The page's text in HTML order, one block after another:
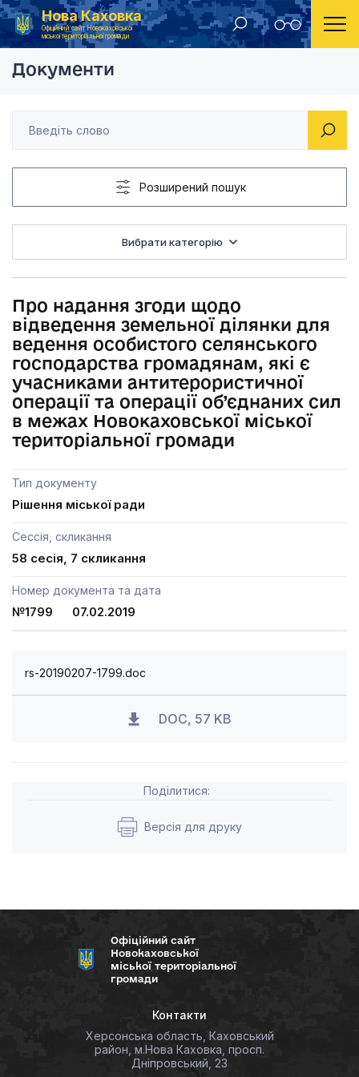
Нова Каховка
Офіційний сайт Новокаховської
міської територіальної громади
Головна Рішення Новокаховської міської ради 2019 рік Про надання згоди
Документи
Розширений пошук
Вибрати категорію
Про надання згоди щодо
відведення земельної ділянки для
ведення особистого селянського
господарства громадянам, які є
учасниками антитерористичної
операції та операції об’єднаних сил
в межах Новокаховської міської
територіальної громади
Тип документу
Рішення міської ради
Сессія, скликання
58 сесія, 7 скликання
Номер документа та дата
№1799 07.02.2019
rs-20190207-1799.doc
DOC, 57 KB
Поділитися:
Версія для друку
Офіційний сайт
Новокаховської
міської територіальної
громади
Контакти
Херсонська область, Каховський
район, м.Нова Каховка, просп.
Дніпровський, 23